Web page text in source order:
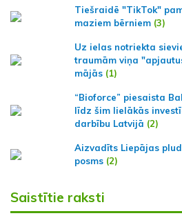
Tiešraidē "TikTok"
maziem bērniem (3)
Uz ielas notriekta
traumām viņa
mājās (1)
“Bioforce” piesaista
līdz šim lielākās
darbību Latvijā (2)
Aizvadīts Liepājas
posms (2)
Saistītie raksti